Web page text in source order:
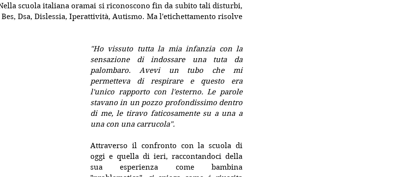
scuola italiana oramai si riconoscono fin da subito tali disturbi,
Dsa, Dislessia, Iperattività, Autismo. Ma l'etichettamento risolve
"Ho vissuto tutta la mia infanzia con la
sensazione di indossare una tuta da
palombaro. Avevi un tubo che mi
permetteva di respirare e questo era
l'unico rapporto con l'esterno. Le parole
stavano in un pozzo profondissimo dentro
di me, le tiravo faticosamente su a una a
una con una carrucola".
Attraverso il confronto con la scuola di
oggi e quella di ieri, raccontandoci della
sua esperienza come bambina